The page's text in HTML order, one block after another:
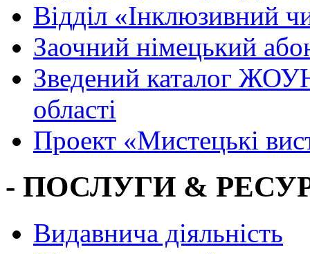
Вiддiл «Інклюзивний
Заочний німецький
Зведений каталог
області
Проект «Мистецькі
- ПОСЛУГИ &
Видавнича діяльність